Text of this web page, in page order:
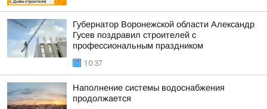
Губернатор Воронежской области Александр
Гусев поздравил строителей с
профессиональным праздником
10:37
Наполнение системы водоснабжения
продолжается